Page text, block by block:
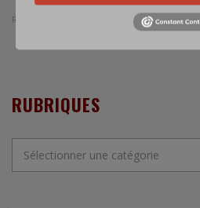
Read more
RUBRIQUES